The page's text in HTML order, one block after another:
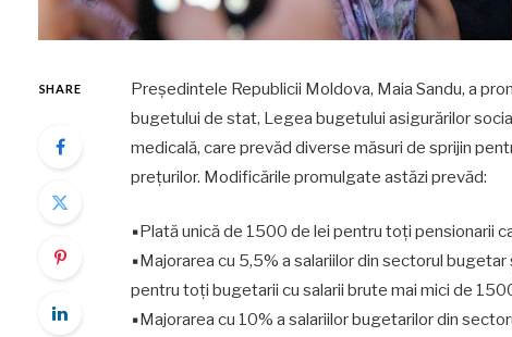
SHARE
Președintele Republicii Moldova, Maia Sandu, a
bugetului de stat, Legea bugetului asigurărilor
medicală, care prevăd diverse măsuri de sprijin
prețurilor. Modificările promulgate astăzi prevăd:
▪Plată unică de 1500 de lei pentru toți pensionarii
▪Majorarea cu 5,5% a salariilor din sectorul
pentru toți bugetarii cu salarii brute mai mici de
▪Majorarea cu 10% a salariilor bugetarilor din